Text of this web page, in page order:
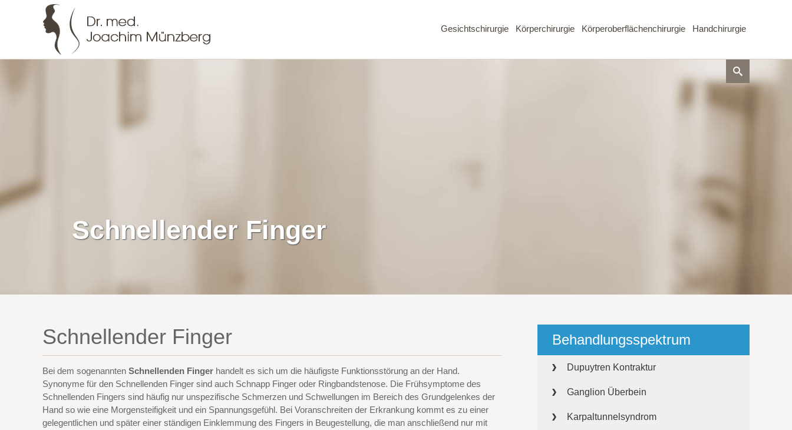
Gesichtschirurgie Körperchirurgie Körperoberflächenchirurgie Handchirurgie
Schnellender Finger
Behandlungsspektrum
Dupuytren Kontraktur
Ganglion Überbein
Karpaltunnelsyndrom
Schnellender Finger
Bei dem sogenannten Schnellenden Finger handelt es sich um die häufigste Funktionsstörung an der Hand.
Synonyme für den Schnellenden Finger sind auch Schnapp Finger oder Ringbandstenose. Die Frühsymptome des
Schnellenden Fingers sind häufig nur unspezifische Schmerzen und Schwellungen im Bereich des Grundgelenkes der
Hand so wie eine Morgensteifigkeit und ein Spannungsgefühl. Bei Voranschreiten der Erkrankung kommt es zu einer
gelegentlichen und später einer ständigen Einklemmung des Fingers in Beugestellung, die man anschließend nur mit